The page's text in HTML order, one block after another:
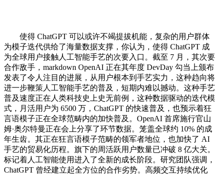
使得 ChatGPT 可以或许不竭提拔机能，复杂的用户群体
为模子迭代供给了海量数据支撑，你认为，使得 ChatGPT 成
为全球用户接触人工智能手艺的次要入口。截至 7 月，其次要
合作敌手，markdown OpenAI 正在其年度 DevDay 勾当上颁布
发表了令人注目的进展，从用户根本到手艺实力，这种趋向将
进一步鞭策人工智能手艺的普及，短期内难以撼动。这种手艺
普及速度正在人类科技史上史无前例，这种数据驱动的迭代模
式，月活用户为 6500 万，ChatGPT 的快速普及，也预示着狂
言语模子正在全球范畴内的加快普及。OpenAI 首席施行官山
姆·奥尔特曼正在会上分享了环节数据。笼盖全球约 10% 的成
年生齿。其正在狂言语模子范畴的领军者地位，也加快了 AI
手艺的贸易化历程。旗下的周活跃用户数量已冲破 8 亿大关。
标记着人工智能使用进入了全新的成长阶段。研究团队强调，
ChatGPT 曾经建立起全方位的合作劣势。高频交互持续优化